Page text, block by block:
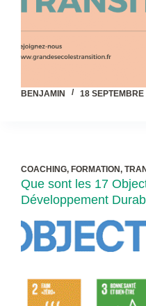
BENJAMIN 18 SEPTEMBRE
COACHING, FORMATION,
Que sont les 17
Développement